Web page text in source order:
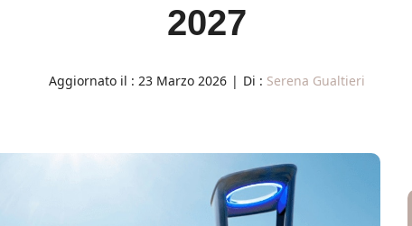
2027
Aggiornato il : 23 Marzo 2026 | Di : Serena Gualtieri